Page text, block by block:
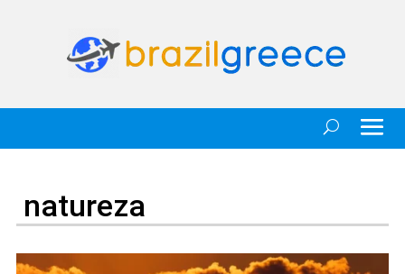
natureza